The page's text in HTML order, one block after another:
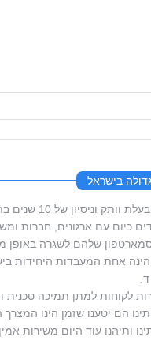
בישראל
סמארטפון
כיום עם ארגונים, חברות
שלהם לשגרה באופן
אחת המעבדות היחידות
לקוחות למתן תמיכה טכנית
הם יטענו שזמן הינו המצרך
ותיהנו עוד היום משירות